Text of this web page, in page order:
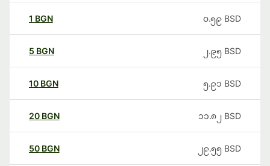
1 BGN ၀.၅၉ BSD
5 BGN ၂.၉၅ BSD
10 BGN ၅.၉၁ BSD
20 BGN ၁၁.၈၂ BSD
50 BGN ၂၉.၅၅ BSD